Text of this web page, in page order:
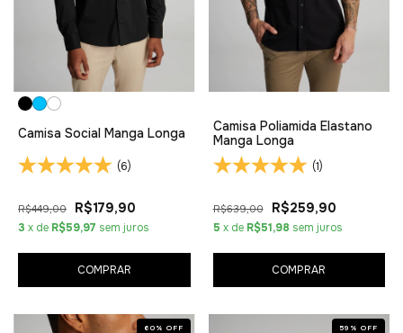
Camisa Social Manga Longa
(6)
R$449,00 R$179,90
3 x de R$59,97 sem juros
COMPRAR
Camisa Poliamida Elastano
Manga Longa
(1)
R$639,00 R$259,90
5 x de R$51,98 sem juros
COMPRAR
60 % OFF 59 % OFF